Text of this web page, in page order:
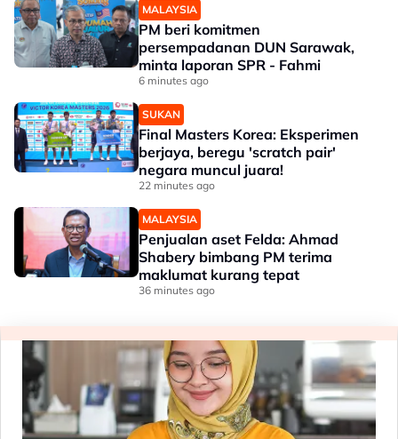
MALAYSIA
PM beri komitmen
persempadanan DUN Sarawak,
minta laporan SPR - Fahmi
6 minutes ago
SUKAN
Final Masters Korea: Eksperimen
berjaya, beregu 'scratch pair'
negara muncul juara!
22 minutes ago
MALAYSIA
Penjualan aset Felda: Ahmad
Shabery bimbang PM terima
maklumat kurang tepat
36 minutes ago